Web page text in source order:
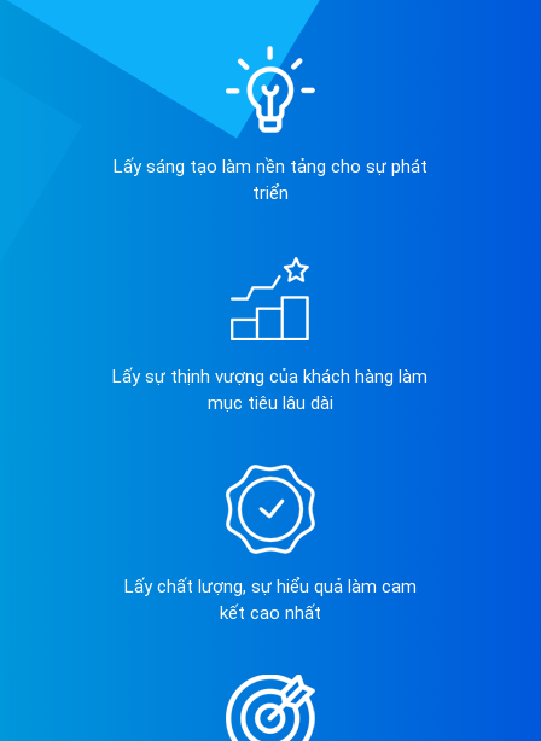
Lấy sáng tạo làm nền tảng cho sự phát
triển
Lấy sự thịnh vượng của khách hàng làm
mục tiêu lâu dài
Lấy chất lượng, sự hiểu quả làm cam
kết cao nhất